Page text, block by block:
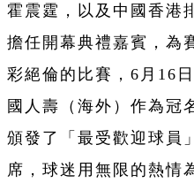
霍震霆，以及中國香港
擔任開幕典禮嘉賓，為
彩絕倫的比賽，6月16
國人壽（海外）作為冠
頒發了「最受歡迎球員
席，球迷用無限的熱情